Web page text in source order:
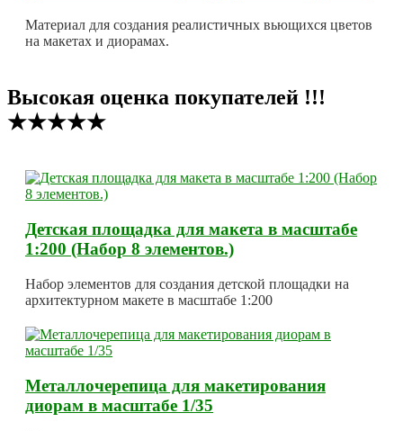
Материал для создания реалистичных вьющихся цветов
на макетах и диорамах.
Высокая оценка покупателей !!!
★★★★★
Детская площадка для макета в масштабе
1:200 (Набор 8 элементов.)
Набор элементов для создания детской площадки на
архитектурном макете в масштабе 1:200
Металлочерепица для макетирования
диорам в масштабе 1/35